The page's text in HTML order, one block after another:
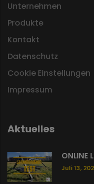
Unternehmen
Produkte
Kontakt
Datenschutz
Cookie Einstellungen
Impressum
Aktuelles
Juli 13,